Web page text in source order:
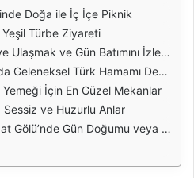
Doğa ile İç İçe Piknik
Türbe Ziyareti
ve Gün Batımını İzlemek
Türk Hamamı Deneyimi
İçin En Güzel Mekanlar
ve Huzurlu Anlar
Gün Doğumu veya Gün Batımı